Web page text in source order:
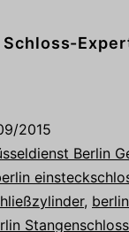
2015
Berlin
,
Stangenschloss